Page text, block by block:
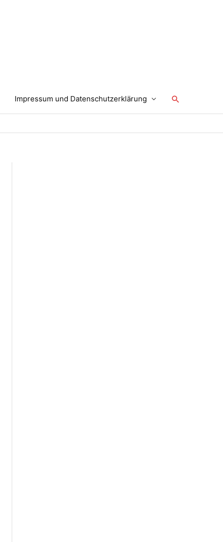
Impressum und Datenschutzerklärung Suchen